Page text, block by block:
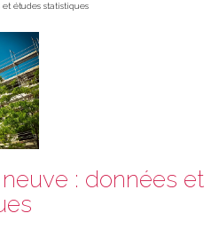
études statistiques
: données et